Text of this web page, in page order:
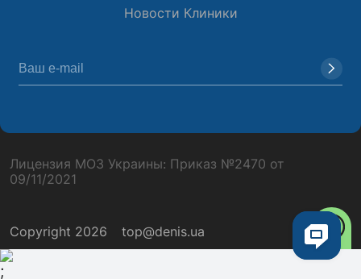
Новости Клиники
Copyright 2026 top@denis.ua
Лицензия МОЗ Украины: Приказ №2470 от
09/11/2021
;